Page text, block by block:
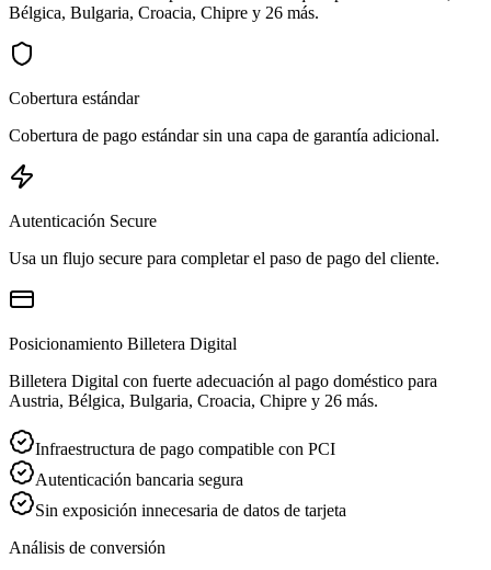
Bélgica, Bulgaria, Croacia, Chipre y 26 más.
Cobertura estándar
Cobertura de pago estándar sin una capa de garantía adicional.
Autenticación Secure
Usa un flujo secure para completar el paso de pago del cliente.
Posicionamiento Billetera Digital
Billetera Digital con fuerte adecuación al pago doméstico para
Austria, Bélgica, Bulgaria, Croacia, Chipre y 26 más.
Infraestructura de pago compatible con PCI
Autenticación bancaria segura
Sin exposición innecesaria de datos de tarjeta
Análisis de conversión